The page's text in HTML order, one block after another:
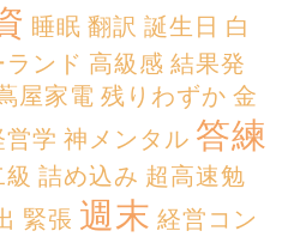
睡眠 翻訳 誕生日 白
ンド 高級感 結果発
屋家電 残りわずか 金
営学 神メンタル 答練
詰め込み 超高速勉
緊張 週末 経営コン